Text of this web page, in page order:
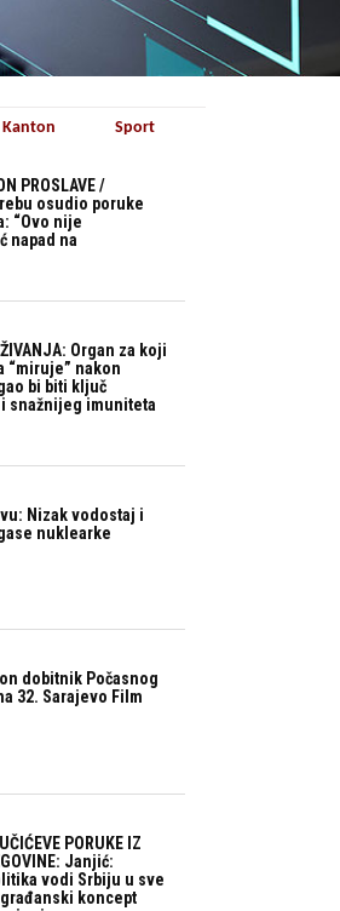
PROSLAVE /
osudio poruke
“Ovo nije
napad na
Organ za koji
“miruje” nakon
bi biti ključ
snažnijeg imuniteta
Nizak vodostaj i
nuklearke
dobitnik Počasnog
32. Sarajevo Film
PORUKE IZ
Janjić:
vodi Srbiju u sve
koncept
Kanton Sport